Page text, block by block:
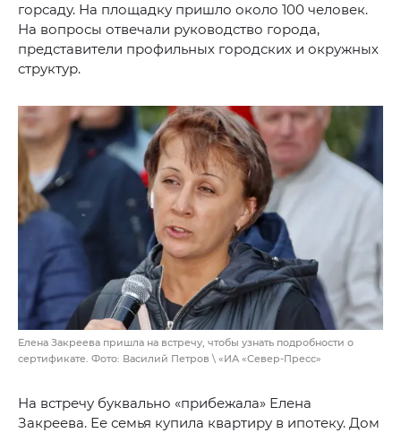
горсаду. На площадку пришло около 100 человек.
На вопросы отвечали руководство города,
представители профильных городских и окружных
структур.
Елена Закреева пришла на встречу, чтобы узнать подробности о
сертификате. Фото: Василий Петров \ «ИА «Север-Пресс»
На встречу буквально «прибежала» Елена
Закреева. Ее семья купила квартиру в ипотеку. Дом